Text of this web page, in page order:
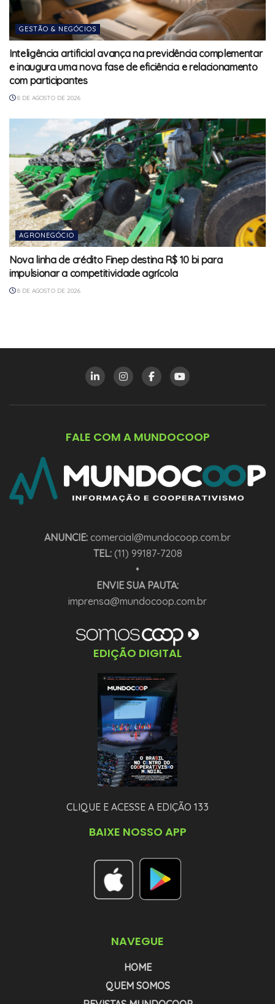
GESTÃO & NEGÓCIOS
Inteligência artificial avança na previdência complementar
e inaugura uma nova fase de eficiência e relacionamento
com participantes
8 DE AGOSTO DE 2026
AGRONEGÓCIO
Nova linha de crédito Finep destina R$ 10 bi para
impulsionar a competitividade agrícola
8 DE AGOSTO DE 2026
FALE COM A MUNDOCOOP
ANUNCIE: comercial@mundocoop.com.br
TEL:(11) 99187-7208
•
ENVIE SUA PAUTA:
imprensa@mundocoop.com.br
EDIÇÃO DIGITAL
CLIQUE E ACESSE A EDIÇÃO 133
BAIXE NOSSO APP
NAVEGUE
HOME
QUEM SOMOS